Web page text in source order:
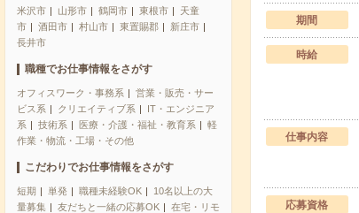
米沢市 山形市 鶴岡市 東根市
天童
市
酒田市 村山市 東置賜郡
新庄市
長井市
職種でお仕事情報をさがす
オフィスワーク・事務系
営業・販売・サー
ビス系
クリエイティブ系
IT・エンジニア
系
技術系 医療・介護・福祉・教育系
軽
作業・物流・工場・その他
こだわりでお仕事情報をさがす
短期 単発 職種未経験OK
10名以上の大
量募集
友だちと一緒の応募OK
在宅・リモ
期間
時給
仕事内容
応募資格